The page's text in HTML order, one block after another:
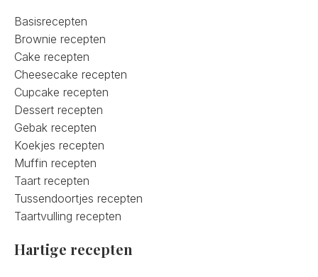
Basisrecepten
Brownie recepten
Cake recepten
Cheesecake recepten
Cupcake recepten
Dessert recepten
Gebak recepten
Koekjes recepten
Muffin recepten
Taart recepten
Tussendoortjes recepten
Taartvulling recepten
Hartige recepten